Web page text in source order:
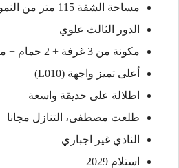
مساحة الشقة 115 متر من النموذج T14
الدور الثالث علوي
مكونة من 3 غرفة + 2 حمام + مطبخ + رسبشن
أعلى تميز واجهة (L010)
اطلالة على حديقة واسعة
طلعت مصطفى، التنازل مجانا
النادي غير اجباري
استلام 2029